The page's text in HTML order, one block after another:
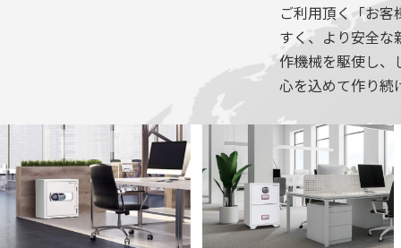
ご利用頂く「お
すく、より安全な
作機械を駆使し、
心を込めて作り続